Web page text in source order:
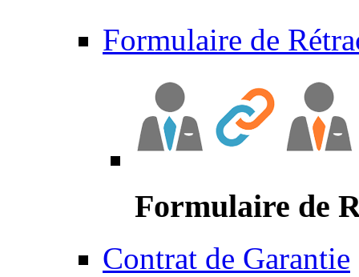
Formulaire de
Formulaire de
Contrat de Garantie